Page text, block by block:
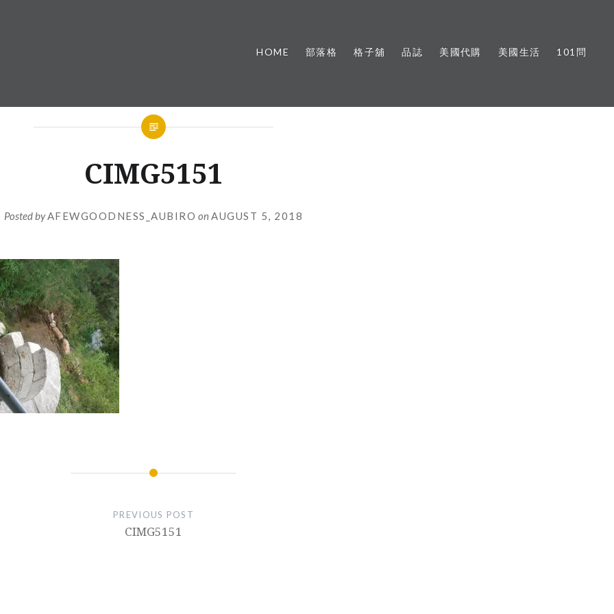
HOME 部落格 格子舖 品誌 美國代購 美國生活 101問
CIMG5151
Posted byAFEWGOODNESS_AUBIRO on AUGUST 5, 2018
PREVIOUS POST
CIMG5151